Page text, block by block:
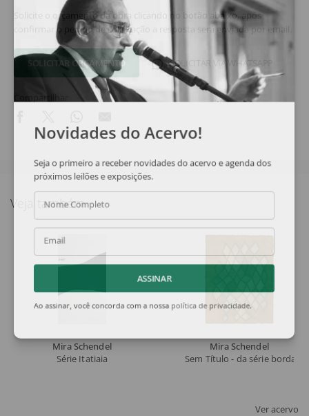
Solicite o orçamento da obra clicando no botão abaixo, após
confirmar o pedido de solicitação a resposta será enviada por email.
SOLICITAR ORÇAMENTO SOLICITAR VIA WHATSAPP
Veja também
Mira Schendel
Série Itatiaia
Mira Schendel
Sem Título - da série
Ver acervo
Novidades do Acervo!
Seja o primeiro a receber novidades do acervo e agenda dos
próximos leilões e exposições.
Nome Completo
Email
ASSINAR
Ao assinar, você concorda com a nossapolítica de privacidade